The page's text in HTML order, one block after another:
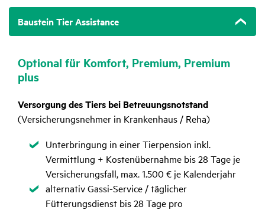
Baustein Tier Assistance
Optional für Komfort, Premium, Premium
plus
Versorgung des Tiers bei Betreuungsnotstand
(Versicherungsnehmer in Krankenhaus / Reha)
Zutreffend
Unterbringung in einer Tierpension inkl.
Vermittlung + Kostenübernahme bis 28 Tage je
Versicherungsfall, max. 1.500 € je Kalenderjahr
Zutreffend
alternativ Gassi-Service / täglicher
Fütterungsdienst bis 28 Tage pro